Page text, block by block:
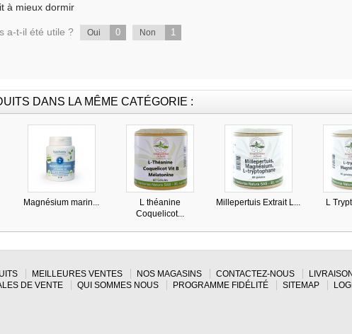
à mieux dormir
a-t-il été utile ? Oui 0 Non 1
DANS LA MÊME CATÉGORIE :
Magnésium marin...
L théanine
Coquelicot...
Millepertuis Extrait L... L
MEILLEURES VENTES NOS MAGASINS CONTACTEZ-NOUS
DE VENTE
QUI SOMMES NOUS PROGRAMME FIDÉLITÉ SITEMAP